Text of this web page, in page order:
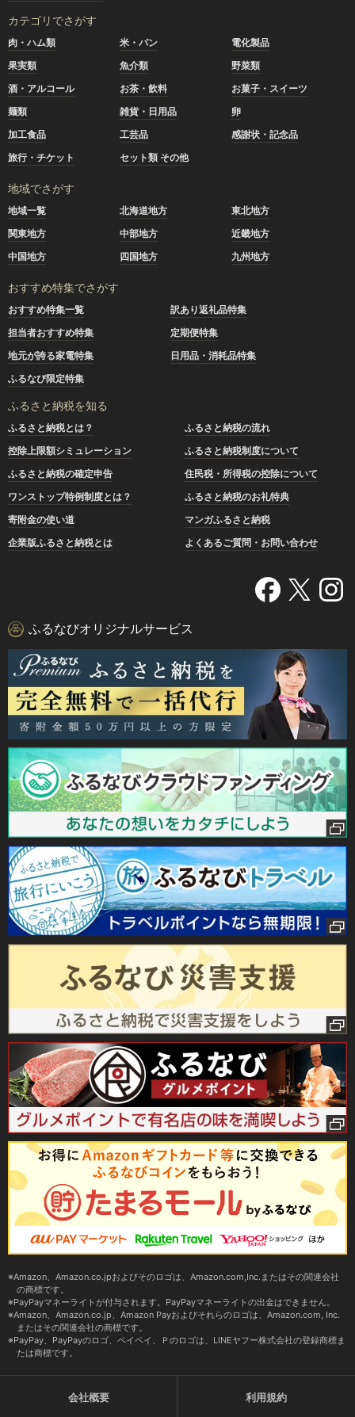
カテゴリでさがす
肉・ハム類 米・パン
電化製品
果実類
魚介類
野菜類
酒・アルコール
お茶・飲料
お菓子・スイーツ
麺類
雑貨・日用品
卵
加工食品
工芸品
感謝状・記念品
旅行・チケット
セット類 その他
地域でさがす
地域一覧 北海道地方
東北地方
関東地方
中部地方
近畿地方
中国地方
四国地方 九州地方
おすすめ特集でさがす
おすすめ特集一覧
訳あり返礼品特集
担当者おすすめ特集
定期便特集
地元が誇る家電特集
日用品・消耗品特集
ふるなび限定特集
ふるさと納税を知る
ふるさと納税とは？
ふるさと納税の流れ
控除上限額シミュレーション
ふるさと納税制度について
ふるさと納税の確定申告
住民税・所得税の控除について
ワンストップ特例制度とは？
ふるさと納税のお礼特典
寄附金の使い道
マンガふるさと納税
企業版ふるさと納税とは
よくあるご質問・お問い合わせ
ふるなびオリジナルサービス
Amazon、Amazon.co.jpおよびそのロゴは、Amazon.com,Inc.またはその関連会社
の商標です。
PayPayマネーライトが付与されます。PayPayマネーライトの出金はできません。
Amazon、Amazon.co.jp、Amazon Payおよびそれらのロゴは、Amazon.com, Inc.
またはその関連会社の商標です。
PayPay、PayPayのロゴ、ペイペイ、Ｐのロゴは、LINEヤフー株式会社の登録商標ま
たは商標です。
会社概要 利用規約